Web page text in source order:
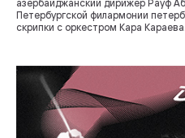
азербайджанский дирижер Рауф
Петербургской филармонии
скрипки с оркестром Кара Караева.